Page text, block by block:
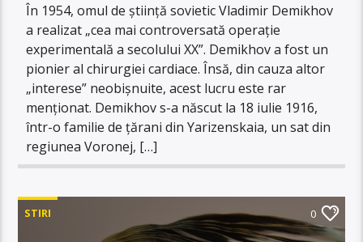
În 1954, omul de știință sovietic Vladimir Demikhov
a realizat „cea mai controversată operație
experimentală a secolului XX”. Demikhov a fost un
pionier al chirurgiei cardiace. Însă, din cauza altor
„interese” neobișnuite, acest lucru este rar
menționat. Demikhov s-a născut la 18 iulie 1916,
într-o familie de țărani din Yarizenskaia, un sat din
regiunea Voronej, […]
STIRI 0